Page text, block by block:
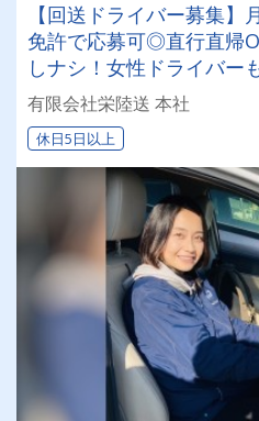
【回送ドライバー募集】
免許で応募可◎直行直帰
しナシ！女性ドライバー
乗れるチャンスも☆彡／
有限会社栄陸送 本社
休日5日以上